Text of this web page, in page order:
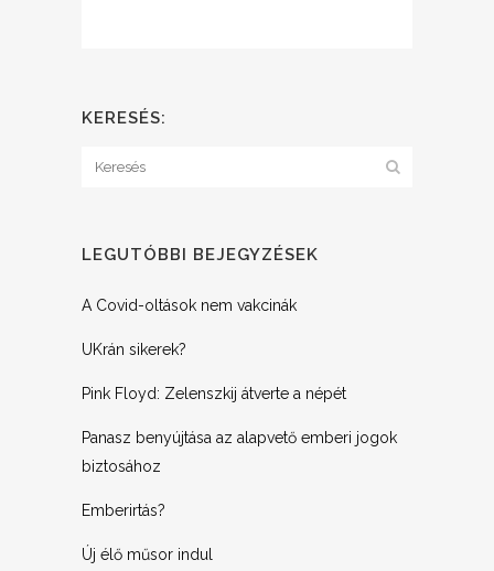
KERESÉS:
LEGUTÓBBI BEJEGYZÉSEK
A Covid-oltások nem vakcinák
UKrán sikerek?
Pink Floyd: Zelenszkij átverte a népét
Panasz benyújtása az alapvető emberi jogok
biztosához
Emberirtás?
Új élő műsor indul